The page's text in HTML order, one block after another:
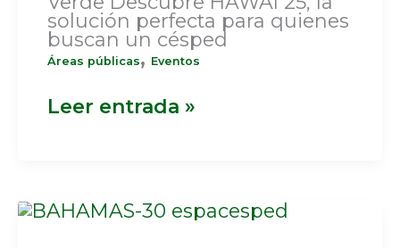
solución perfecta para quienes
buscan un césped
Áreas públicas, Eventos
Leer entrada »
BAHAMAS